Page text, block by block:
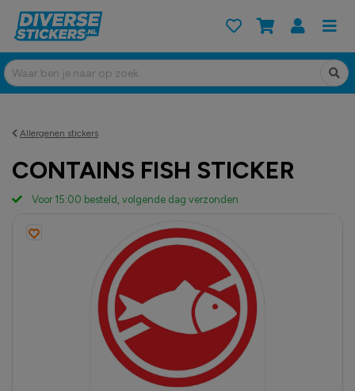
Allergenen stickers
CONTAINS FISH STICKER
Voor 15:00 besteld, volgende dag verzonden